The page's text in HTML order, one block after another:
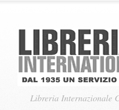
Libreria Internazionale